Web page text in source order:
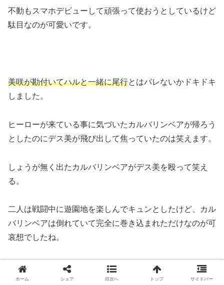
不動もスマホデビューして頑張って使おうとしているけど
駄目なのが可愛いです。
美咲が勘付いてハルと一緒に尾行とはバレないかドキドキ
しました。
ヒーローが来ている事に気づいたカルバリンベアが帰ろう
としたのにデス美が飛び出して焦っていたのは笑えます。
しょうが無く出たカルバリンベアがデス美を殴って笑え
る。
二人は戦闘中に遊園地を楽しんでキュンとしたけど、カル
バリンベアは倒れていて完全に巻き込まれただけなのが可
哀想でしたね。
４０代女性の感想
ホーム シェア 目次へ トップ サイドバー